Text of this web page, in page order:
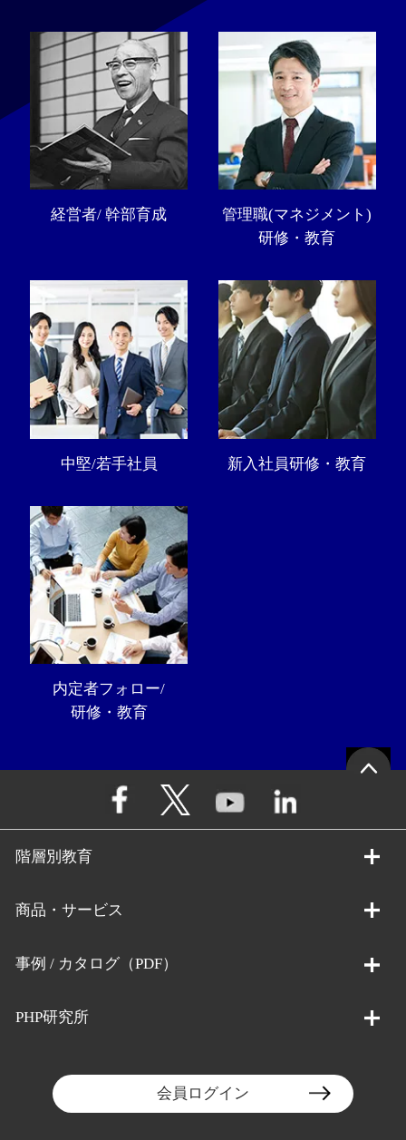
経営者/ 幹部育成
管理職(マネジメント)
研修・教育
中堅/若手社員 新入社員研修・教育
内定者フォロー/
研修・教育
階層別教育
商品・サービス
事例 / カタログ（PDF）
PHP研究所
会員ログイン